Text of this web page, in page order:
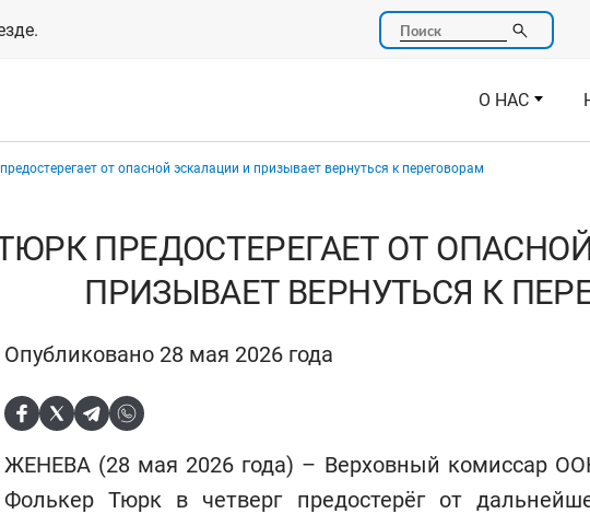
Поиск
О НАС
от опасной эскалации и призывает вернуться к переговорам
ПРЕДОСТЕРЕГАЕТ ОТ
ПРИЗЫВАЕТ ВЕРНУТЬСЯ К
Опубликовано 28 мая 2026 года
ЖЕНЕВА (28 мая 2026 года) – Верховный комиссар
Фолькер Тюрк в четверг предостерёг от